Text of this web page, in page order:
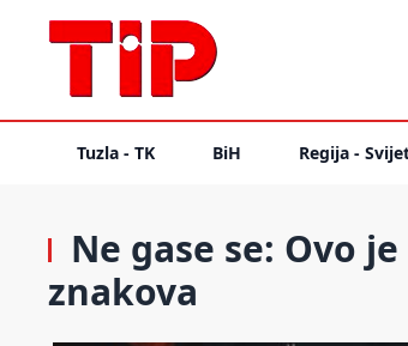
Tuzla - TK BiH Regija -
Ne gase se: Ovo
znakova